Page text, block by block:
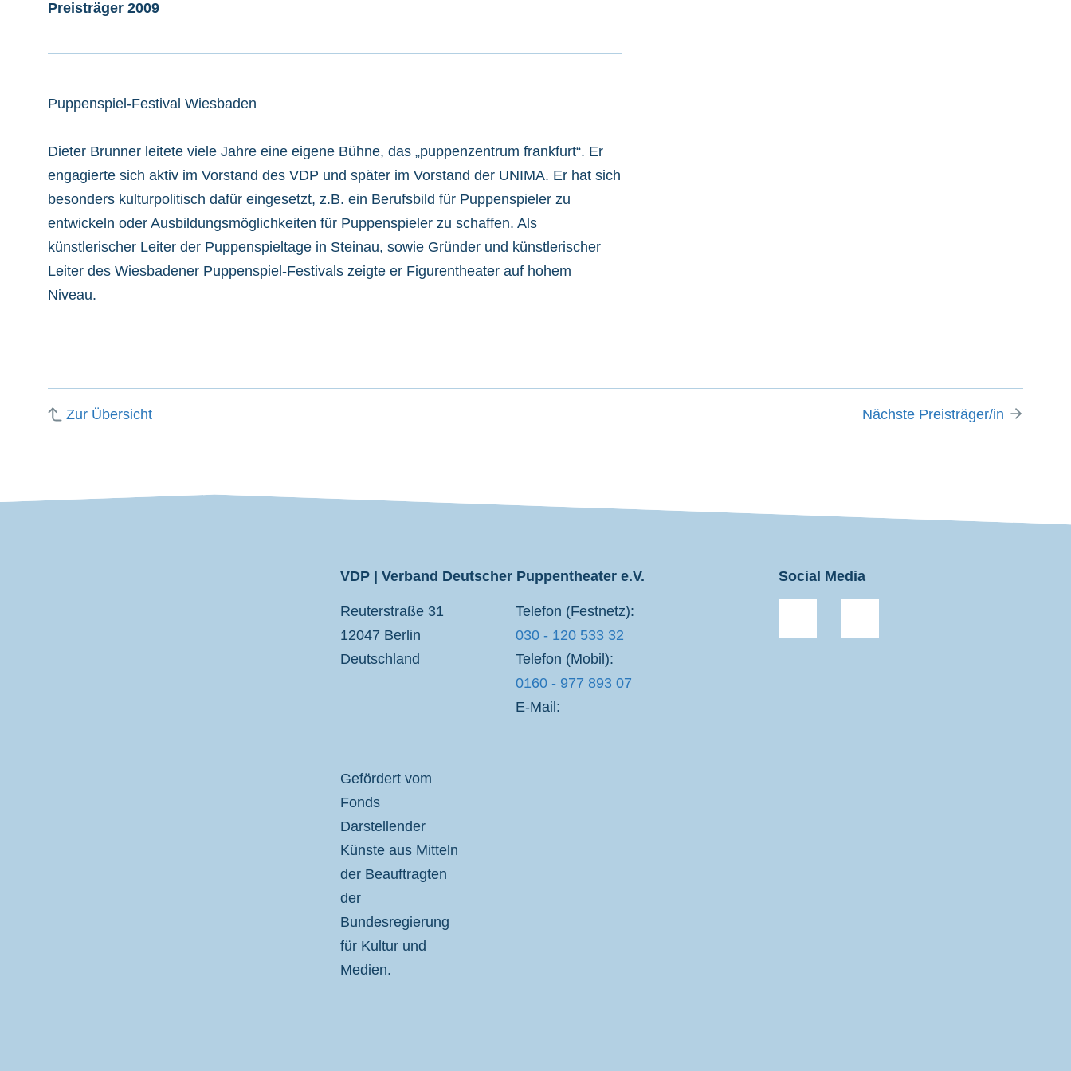
Preisträger 2009
Puppenspiel-Festival Wiesbaden
Dieter Brunner leitete viele Jahre eine eigene Bühne, das „puppenzentrum frankfurt“. Er
engagierte sich aktiv im Vorstand des VDP und später im Vorstand der UNIMA. Er hat sich
besonders kulturpolitisch dafür eingesetzt, z.B. ein Berufsbild für Puppenspieler zu
entwickeln oder Ausbildungsmöglichkeiten für Puppenspieler zu schaffen. Als
künstlerischer Leiter der Puppenspieltage in Steinau, sowie Gründer und künstlerischer
Leiter des Wiesbadener Puppenspiel-Festivals zeigte er Figurentheater auf hohem
Niveau.
Zur Übersicht Nächste Preisträger/in
VDP | Verband Deutscher Puppentheater e.V.
Reuterstraße 31
12047 Berlin
Deutschland
Telefon (Festnetz):
030 - 120 533 32
Telefon (Mobil):
0160 - 977 893 07
E-Mail:
Gefördert vom
Fonds
Darstellender
Künste aus Mitteln
der Beauftragten
der
Bundesregierung
für Kultur und
Medien.
Social Media